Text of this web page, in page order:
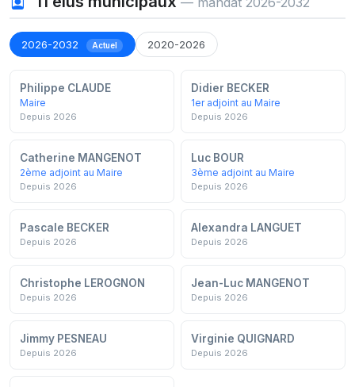
2026-2032 Actuel 2020-2026
Philippe CLAUDE
Maire
Depuis 2026
Didier BECKER
1er adjoint au Maire
Depuis 2026
Catherine MANGENOT
2ème adjoint au Maire
Depuis 2026
Luc BOUR
3ème adjoint au Maire
Depuis 2026
Pascale BECKER
Depuis 2026
Alexandra LANGUET
Depuis 2026
Christophe LEROGNON
Depuis 2026
Jean-Luc MANGENOT
Depuis 2026
Jimmy PESNEAU
Depuis 2026
Virginie QUIGNARD
Depuis 2026